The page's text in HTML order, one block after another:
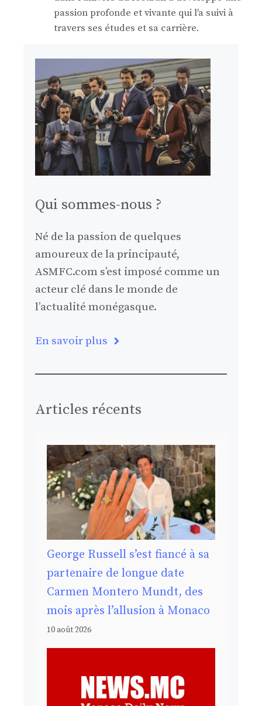
passion profonde et vivante qui l'a suivi à
travers ses études et sa carrière.
Qui sommes-nous ?
Né de la passion de quelques
amoureux de la principauté,
ASMFC.com s’est imposé comme un
acteur clé dans le monde de
l’actualité monégasque.
En savoir plus
Articles récents
George Russell s’est fiancé à sa
partenaire de longue date
Carmen Montero Mundt, des
mois après l’allusion à Monaco
10 août 2026